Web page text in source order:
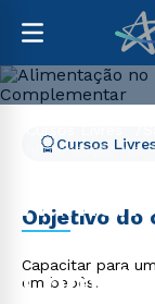
Alimentação no
Ano de
Cursos
Objetivo do
Capacitar para
em bebês.